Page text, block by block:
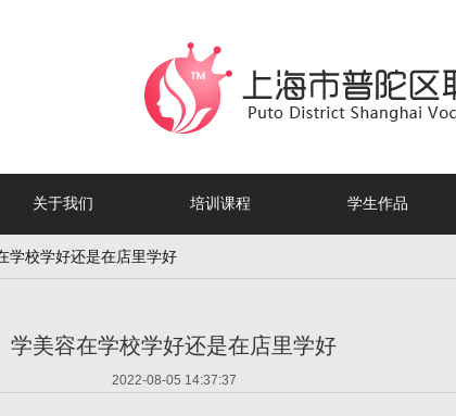
关于我们 培训课程 学生作品
学校学好还是在店里学好
学美容在学校学好还是在店里学好
2022-08-05 14:37:37